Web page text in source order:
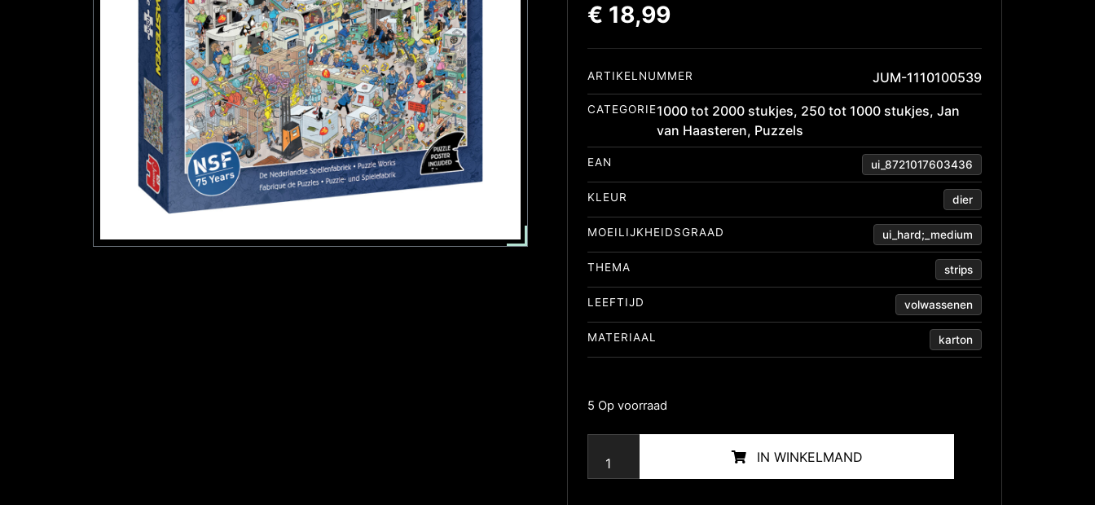
€ 18,99
ARTIKELNUMMER JUM-1110100539
CATEGORIE1000 tot 2000 stukjes, 250 tot 1000 stukjes, Jan
van Haasteren, Puzzels
EAN ui_8721017603436
KLEUR dier
MOEILIJKHEIDSGRAAD ui_hard;_medium
THEMA strips
LEEFTIJD volwassenen
MATERIAAL karton
5 Op voorraad
IN WINKELMAND